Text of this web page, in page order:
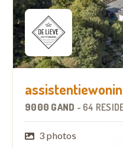
9000 GAND - 64
3 photos